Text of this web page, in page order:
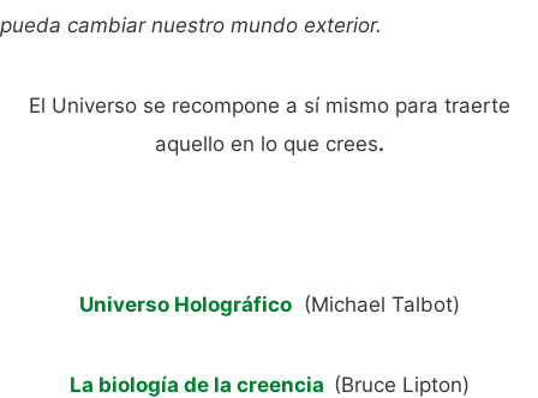
pueda cambiar nuestro mundo exterior.
El Universo se recompone a sí mismo para traerte
aquello en lo que crees.
Universo Holográfico(Michael Talbot)
La biología de la creencia (Bruce Lipton)